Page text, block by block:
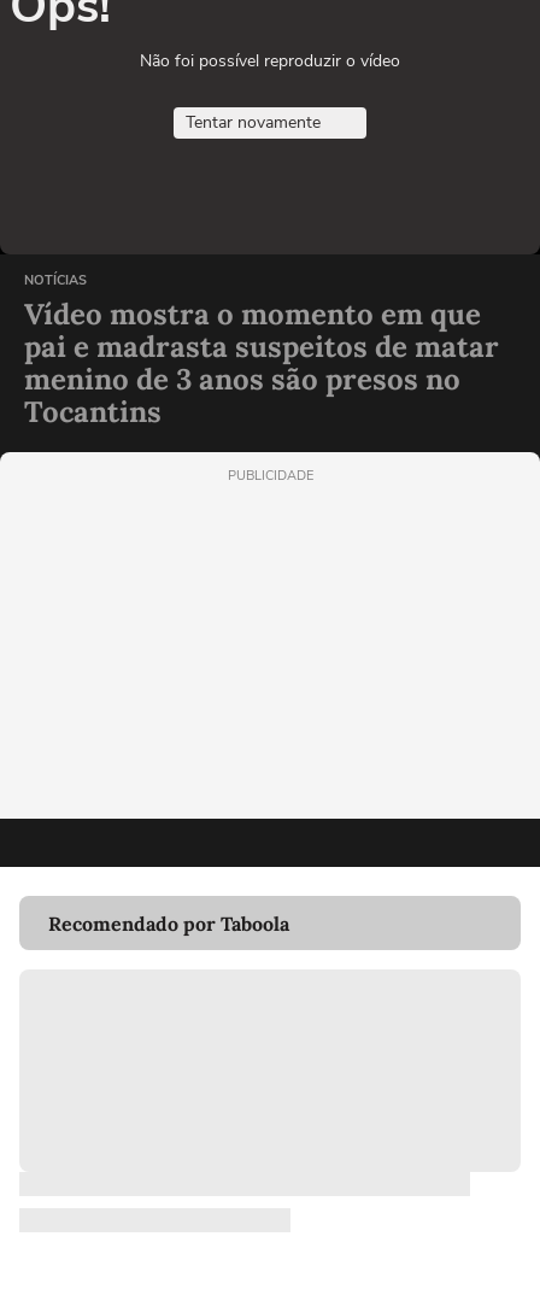
Não foi possível reproduzir o vídeo
Tentar novamente
NOTÍCIAS
Vídeo mostra o momento em que
pai e madrasta suspeitos de matar
menino de 3 anos são presos no
Tocantins
PUBLICIDADE
Recomendado por Taboola